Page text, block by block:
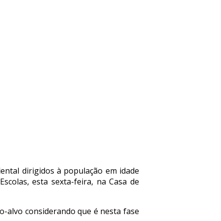
dirigidos à população em idade
esta sexta-feira, na Casa de
alvo considerando que é nesta fase